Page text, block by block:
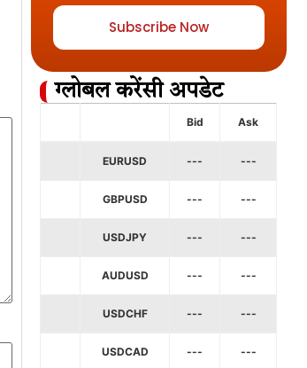
Subscribe Now
ग्लोबल करेंसी अपडेट
Bid Ask
EURUSD --- ---
GBPUSD --- ---
USDJPY --- ---
AUDUSD --- ---
USDCHF --- ---
USDCAD --- ---